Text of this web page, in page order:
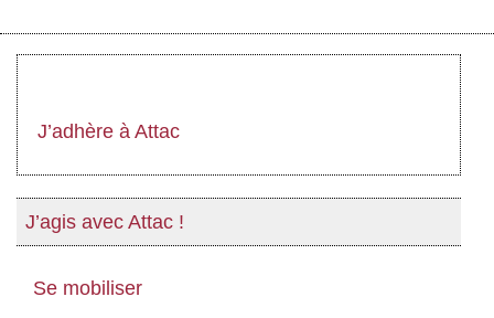
J’adhère à Attac
J’agis avec Attac !
Se mobiliser